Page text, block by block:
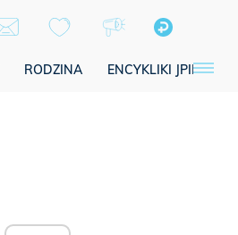
RODZINA ENCYKLIKI JPII